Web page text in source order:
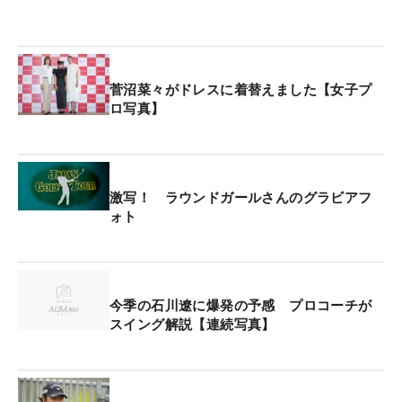
菅沼菜々がドレスに着替えました【女子プ
ロ写真】
激写！ ラウンドガールさんのグラビアフ
ォト
今季の石川遼に爆発の予感 プロコーチが
スイング解説【連続写真】